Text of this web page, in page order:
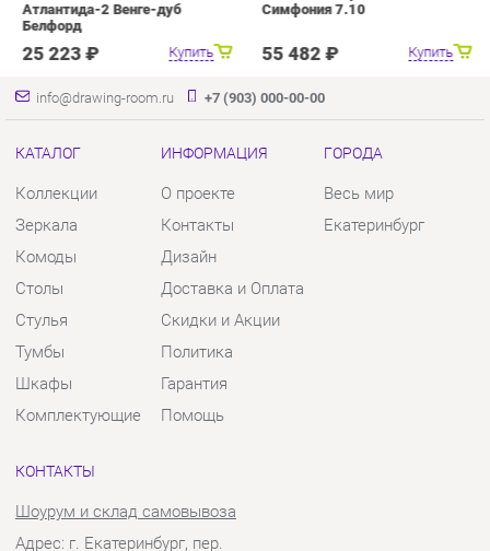
Коллекции
Столы
Тумбы
Шкафы
Комплектующие
О проекте
Контакты
Доставка и Оплата
Политика
Гарантия
Помощь
Весь мир
Шоурум и склад самовывоза
Адрес: г. Екатеринбург, пер.
Базовый, 47
Телефон: +7 (903) 000-00-00
Пн - Пт:10:00 - 18:00 (GMT+5)